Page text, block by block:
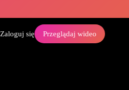
Zaloguj się Przeglądaj wideo